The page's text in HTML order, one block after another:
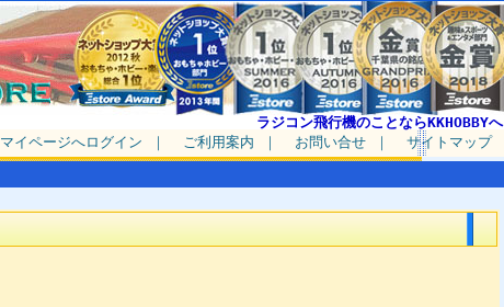
ラジコン飛行機のことならKKHOBBYへ
マイページへログイン ｜ ご利用案内 ｜ お問い合せ ｜ サイトマップ